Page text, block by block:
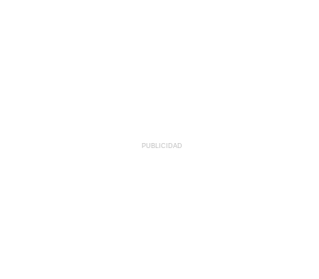
PUBLICIDAD